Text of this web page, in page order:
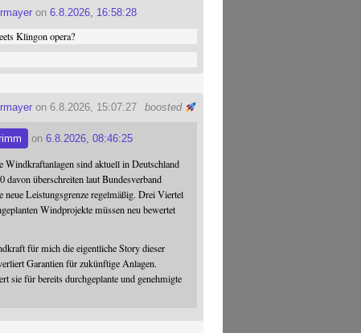
on6.8.2026, 16:58:28
Klingon opera?
boosted
on 6.8.2026, 15:07:27
on6.8.2026, 08:46:25
Windkraftanlagen sind aktuell in Deutschland
davon überschreiten laut Bundesverband
neue Leistungsgrenze regelmäßig. Drei Viertel
Windprojekte müssen neu bewertet
für mich die eigentliche Story dieser
Garantien für zukünftige Anlagen.
sie für bereits durchgeplante und genehmigte